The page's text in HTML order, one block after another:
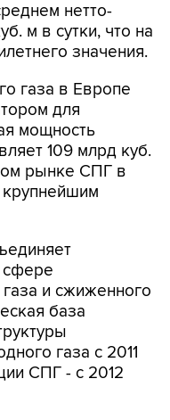
нетто-
м в сутки, что на
значения.
газа в Европе
для
мощность
109 млрд куб.
рынке СПГ в
крупнейшим
сфере
и сжиженного
база
газа с 2011
СПГ - с 2012